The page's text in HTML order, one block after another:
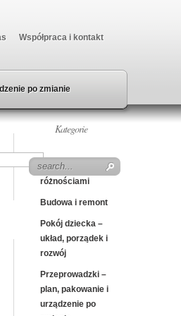
Współpraca i kontakt
po zmianie
Kategorie
Beczka z
różnościami
Budowa i remont
Pokój dziecka –
układ, porządek i
rozwój
Przeprowadzki –
plan, pakowanie i
urządzenie po